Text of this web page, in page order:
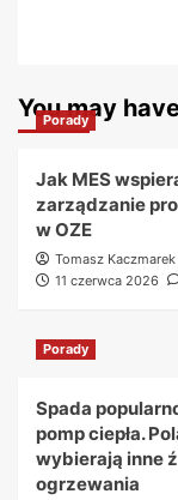
You may
Porady
Jak MES
zarządzanie
w OZE
Tomasz Kaczmarek
11 czerwca 2026
Porady
Spada
pomp ciepła.
wybierają inne
ogrzewania